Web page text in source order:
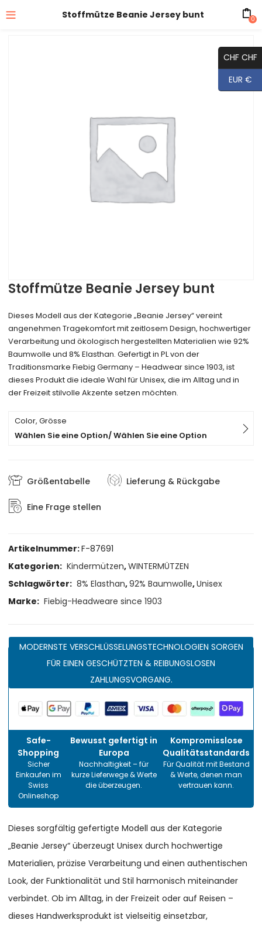
Stoffmütze Beanie Jersey bunt 0
Stoffmütze Beanie Jersey bunt
Dieses Modell aus der Kategorie „Beanie Jersey“ vereint
angenehmen Tragekomfort mit zeitlosem Design, hochwertiger
Verarbeitung und ökologisch hergestellten Materialien wie 92%
Baumwolle und 8% Elasthan. Gefertigt in PL von der
Traditionsmarke Fiebig Germany – Headwear since 1903, ist
dieses Produkt die ideale Wahl für Unisex, die im Alltag und in
der Freizeit stilvolle Akzente setzen möchten.
Color, Grösse
Wählen Sie eine Option/ Wählen Sie eine Option
Größentabelle Lieferung & Rückgabe
Eine Frage stellen
Artikelnummer:F-87691
Kategorien: Kindermützen,WINTERMÜTZEN
Schlagwörter: 8% Elasthan,92% Baumwolle,Unisex
Marke: Fiebig-Headweare since 1903
MODERNSTE VERSCHLÜSSELUNGSTECHNOLOGIEN SORGEN
FÜR EINEN GESCHÜTZTEN & REIBUNGSLOSEN
ZAHLUNGSVORGANG.
Safe-
Shopping
Sicher
Einkaufen im
Swiss
Onlineshop
Bewusst gefertigt in
Europa
Nachhaltigkeit – für
kurze Lieferwege & Werte
die überzeugen.
Kompromisslose
Qualitätsstandards
Für Qualität mit Bestand
& Werte, denen man
vertrauen kann.
Dieses sorgfältig gefertigte Modell aus der Kategorie
„Beanie Jersey“ überzeugt Unisex durch hochwertige
Materialien, präzise Verarbeitung und einen authentischen
Look, der Funktionalität und Stil harmonisch miteinander
verbindet. Ob im Alltag, in der Freizeit oder auf Reisen –
dieses Handwerksprodukt ist vielseitig einsetzbar,
CHF CHF
EUR €